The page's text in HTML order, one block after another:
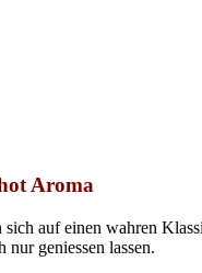
Aroma
auf einen wahren
geniessen lassen.